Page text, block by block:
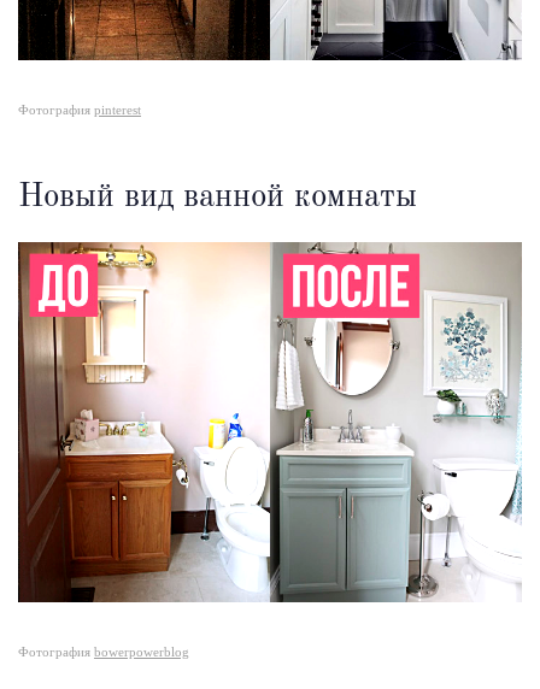
Фотография pinterest
Новый вид ванной комнаты
Фотография bowerpowerblog